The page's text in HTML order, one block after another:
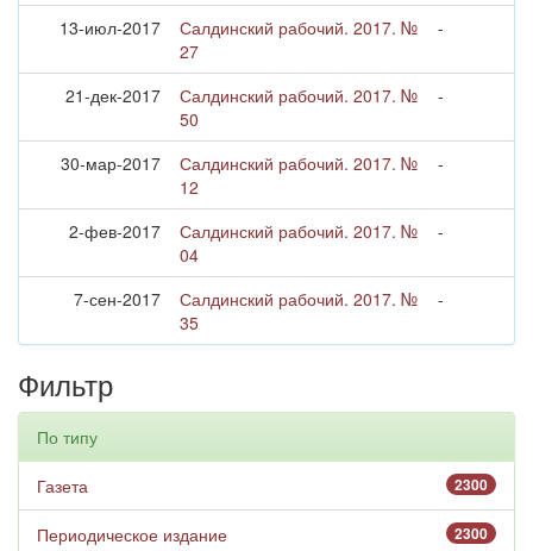
13-июл-2017
Салдинский рабочий. 2017. №
27
-
21-дек-2017
Салдинский рабочий. 2017. №
50
-
30-мар-2017
Салдинский рабочий. 2017. №
12
-
2-фев-2017
Салдинский рабочий. 2017. №
04
-
7-сен-2017
Салдинский рабочий. 2017. №
35
-
Фильтр
По типу
2300
Газета
2300
Периодическое издание